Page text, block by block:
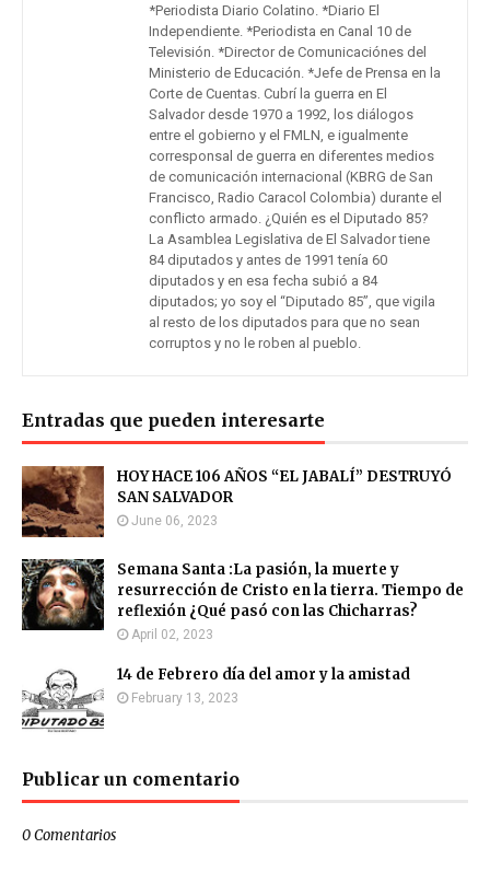
*Periodista Diario Colatino. *Diario El
Independiente. *Periodista en Canal 10 de
Televisión. *Director de Comunicaciónes del
Ministerio de Educación. *Jefe de Prensa en la
Corte de Cuentas. Cubrí la guerra en El
Salvador desde 1970 a 1992, los diálogos
entre el gobierno y el FMLN, e igualmente
corresponsal de guerra en diferentes medios
de comunicación internacional (KBRG de San
Francisco, Radio Caracol Colombia) durante el
conflicto armado. ¿Quién es el Diputado 85?
La Asamblea Legislativa de El Salvador tiene
84 diputados y antes de 1991 tenía 60
diputados y en esa fecha subió a 84
diputados; yo soy el “Diputado 85”, que vigila
al resto de los diputados para que no sean
corruptos y no le roben al pueblo.
Entradas que pueden interesarte
HOY HACE 106 AÑOS “EL JABALÍ” DESTRUYÓ
SAN SALVADOR
June 06, 2023
Semana Santa :La pasión, la muerte y
resurrección de Cristo en la tierra. Tiempo de
reflexión ¿Qué pasó con las Chicharras?
April 02, 2023
14 de Febrero día del amor y la amistad
February 13, 2023
Publicar un comentario
0 Comentarios